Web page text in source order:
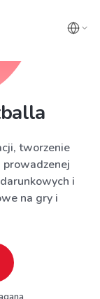
tworzenie
i
na gry i